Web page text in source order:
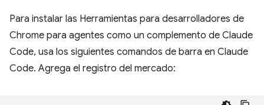
Para instalar las Herramientas para desarrolladores de
Chrome para agentes como un complemento de Claude
Code, usa los siguientes comandos de barra en Claude
Code. Agrega el registro del mercado: